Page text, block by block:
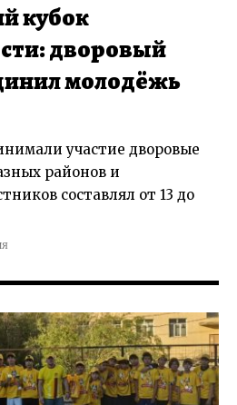
кубок
дворовый
молодёжь
участие дворовые
районов и
составлял от 13 до